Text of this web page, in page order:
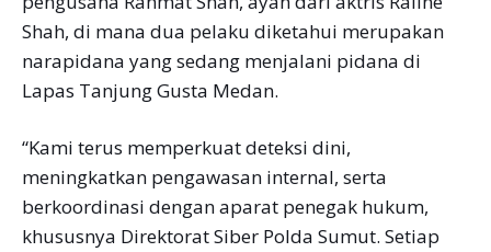
Shah, di mana dua pelaku diketahui merupakan
narapidana yang sedang menjalani pidana di
Lapas Tanjung Gusta Medan.
“Kami terus memperkuat deteksi dini,
meningkatkan pengawasan internal, serta
berkoordinasi dengan aparat penegak hukum,
khususnya Direktorat Siber Polda Sumut. Setiap